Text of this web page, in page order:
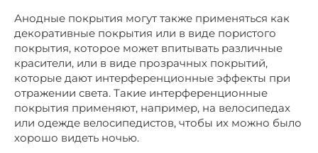
Анодные покрытия могут также применяться как
декоративные покрытия или в виде пористого
покрытия, которое может впитывать различные
красители, или в виде прозрачных покрытий,
которые дают интерференционные эффекты при
отражении света. Такие интерференционные
покрытия применяют, например, на велосипедах
или одежде велосипедистов, чтобы их можно было
хорошо видеть ночью.